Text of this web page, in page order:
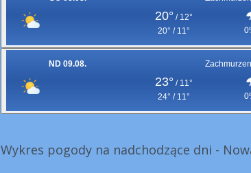
20° / 12°
20° / 11°
ND 09.08.
23° / 11°
24° / 11°
Wykres pogody na nadchodzące dni -